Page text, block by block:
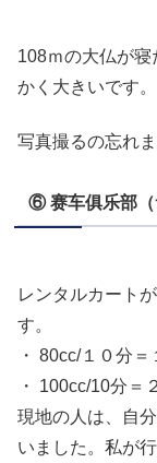
108ｍの大仏が
かく大きいです。
写真撮るの忘れま
⑥ 赛车俱乐部（
レンタルカート
す。
・ 80cc/１０分
・ 100cc/10分＝
現地の人は、自
いました。私が